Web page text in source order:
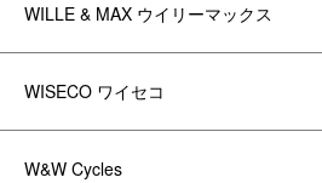
WILLE & MAX ウイリーマックス
WISECO ワイセコ
W&W Cycles